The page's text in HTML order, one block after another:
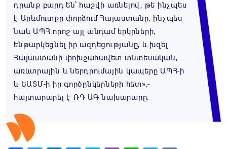
դրանք բարդ են՝ հաշվի առնելով, թե ինչպես
է Արևմուտքը փորձում Հայաստանը, ինչպես
նաև ԱՊՀ որոշ այլ անդամ երկրների,
ենթարկեցնել իր ազդեցությանը, և խզել
Հայաստանի փոխշահավետ տնտեսական,
առևտրային և ներդրումային կապերը ԱՊՀ-ի
և ԵԱՏՄ-ի իր գործընկերների հետ»,-
հայտարարել է ՌԴ ԱԳ նախարարը։